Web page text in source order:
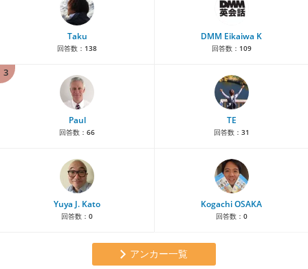
Taku
回答数： 138
DMM Eikaiwa K
回答数： 109
3
Paul
回答数： 66
TE
回答数： 31
Yuya J. Kato
回答数： 0
Kogachi OSAKA
回答数： 0
アンカー一覧